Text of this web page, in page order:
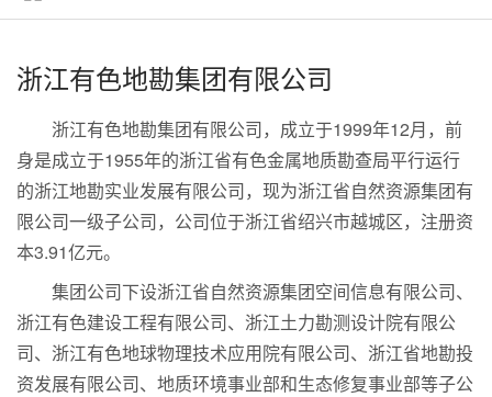
浙江有色地勘集团有限公司
浙江有色地勘集团有限公司，成立于1999年12月，前
身是成立于1955年的浙江省有色金属地质勘查局平行运行
的浙江地勘实业发展有限公司，现为浙江省自然资源集团有
限公司一级子公司，公司位于浙江省绍兴市越城区，注册资
本3.91亿元。
集团公司下设浙江省自然资源集团空间信息有限公司、
浙江有色建设工程有限公司、浙江土力勘测设计院有限公
司、浙江有色地球物理技术应用院有限公司、浙江省地勘投
资发展有限公司、地质环境事业部和生态修复事业部等子公